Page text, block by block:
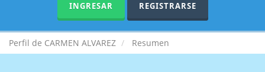
INGRESAR REGISTRARSE
Perfil de CARMEN ALVAREZ Resumen